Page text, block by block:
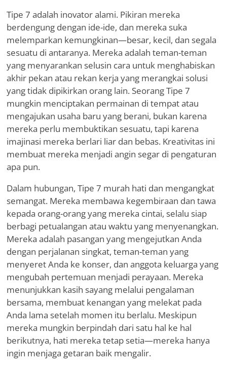
Tipe 7 adalah inovator alami. Pikiran mereka
berdengung dengan ide-ide, dan mereka suka
melemparkan kemungkinan—besar, kecil, dan segala
sesuatu di antaranya. Mereka adalah teman-teman
yang menyarankan selusin cara untuk menghabiskan
akhir pekan atau rekan kerja yang merangkai solusi
yang tidak dipikirkan orang lain. Seorang Tipe 7
mungkin menciptakan permainan di tempat atau
mengajukan usaha baru yang berani, bukan karena
mereka perlu membuktikan sesuatu, tapi karena
imajinasi mereka berlari liar dan bebas. Kreativitas ini
membuat mereka menjadi angin segar di pengaturan
apa pun.
Dalam hubungan, Tipe 7 murah hati dan mengangkat
semangat. Mereka membawa kegembiraan dan tawa
kepada orang-orang yang mereka cintai, selalu siap
berbagi petualangan atau waktu yang menyenangkan.
Mereka adalah pasangan yang mengejutkan Anda
dengan perjalanan singkat, teman-teman yang
menyeret Anda ke konser, dan anggota keluarga yang
mengubah pertemuan menjadi perayaan. Mereka
menunjukkan kasih sayang melalui pengalaman
bersama, membuat kenangan yang melekat pada
Anda lama setelah momen itu berlalu. Meskipun
mereka mungkin berpindah dari satu hal ke hal
berikutnya, hati mereka tetap setia—mereka hanya
ingin menjaga getaran baik mengalir.